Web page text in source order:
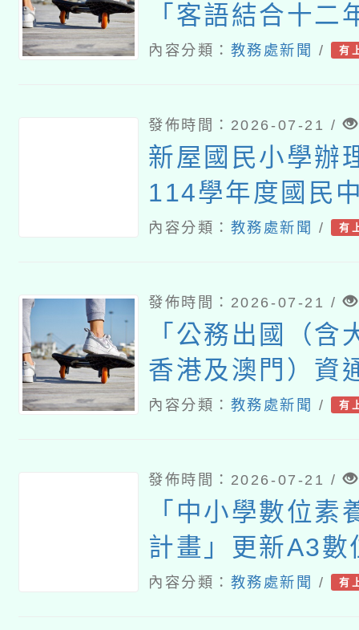
「客語結合十二
課程」及「客語
教案遴選成果發
內容分類： 教務處新聞 / 有
發佈時間：2026-07-21 /
新屋國民小學辦
114學年度國民
語文（客語文）
內容分類： 教務處新聞 / 有
發佈時間：2026-07-21 /
「公務出國（含
香港及澳門）資
理須知」
內容分類： 教務處新聞 / 有
發佈時間：2026-07-21 /
「中小學數位素
計畫」更新A3數
名單（1150615
內容分類： 教務處新聞 / 有